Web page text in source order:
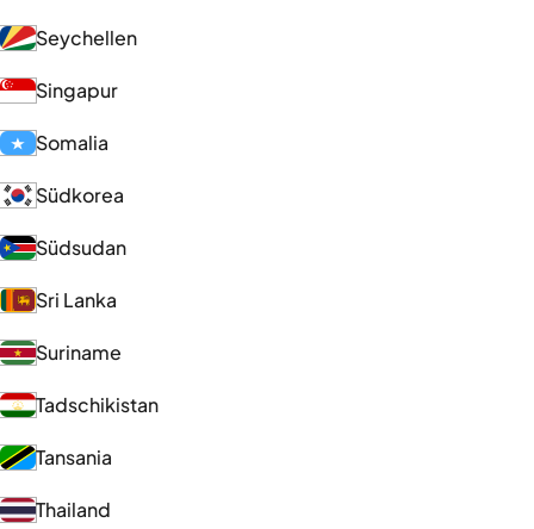
Seychellen
Singapur
Somalia
Südkorea
Südsudan
Sri Lanka
Suriname
Tadschikistan
Tansania
Thailand